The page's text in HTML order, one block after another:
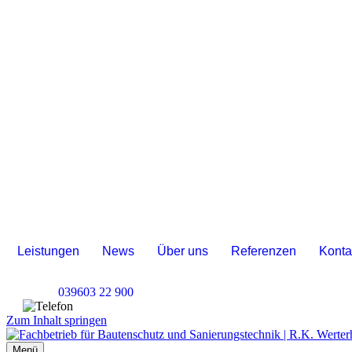
Leistungen News Über uns Referenzen
Kostenlose Beratung
039603 22 900
Zum Inhalt springen